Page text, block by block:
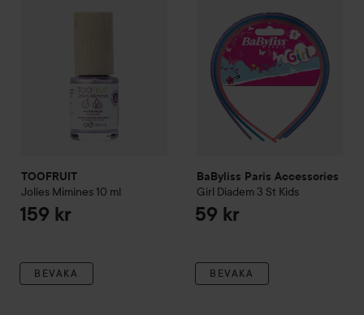
TOOFRUIT
Jolies Mimines 10 ml
159 kr
BEVAKA
BaByliss Paris Accessories
Girl Diadem 3 St Kids
59 kr
BEVAKA